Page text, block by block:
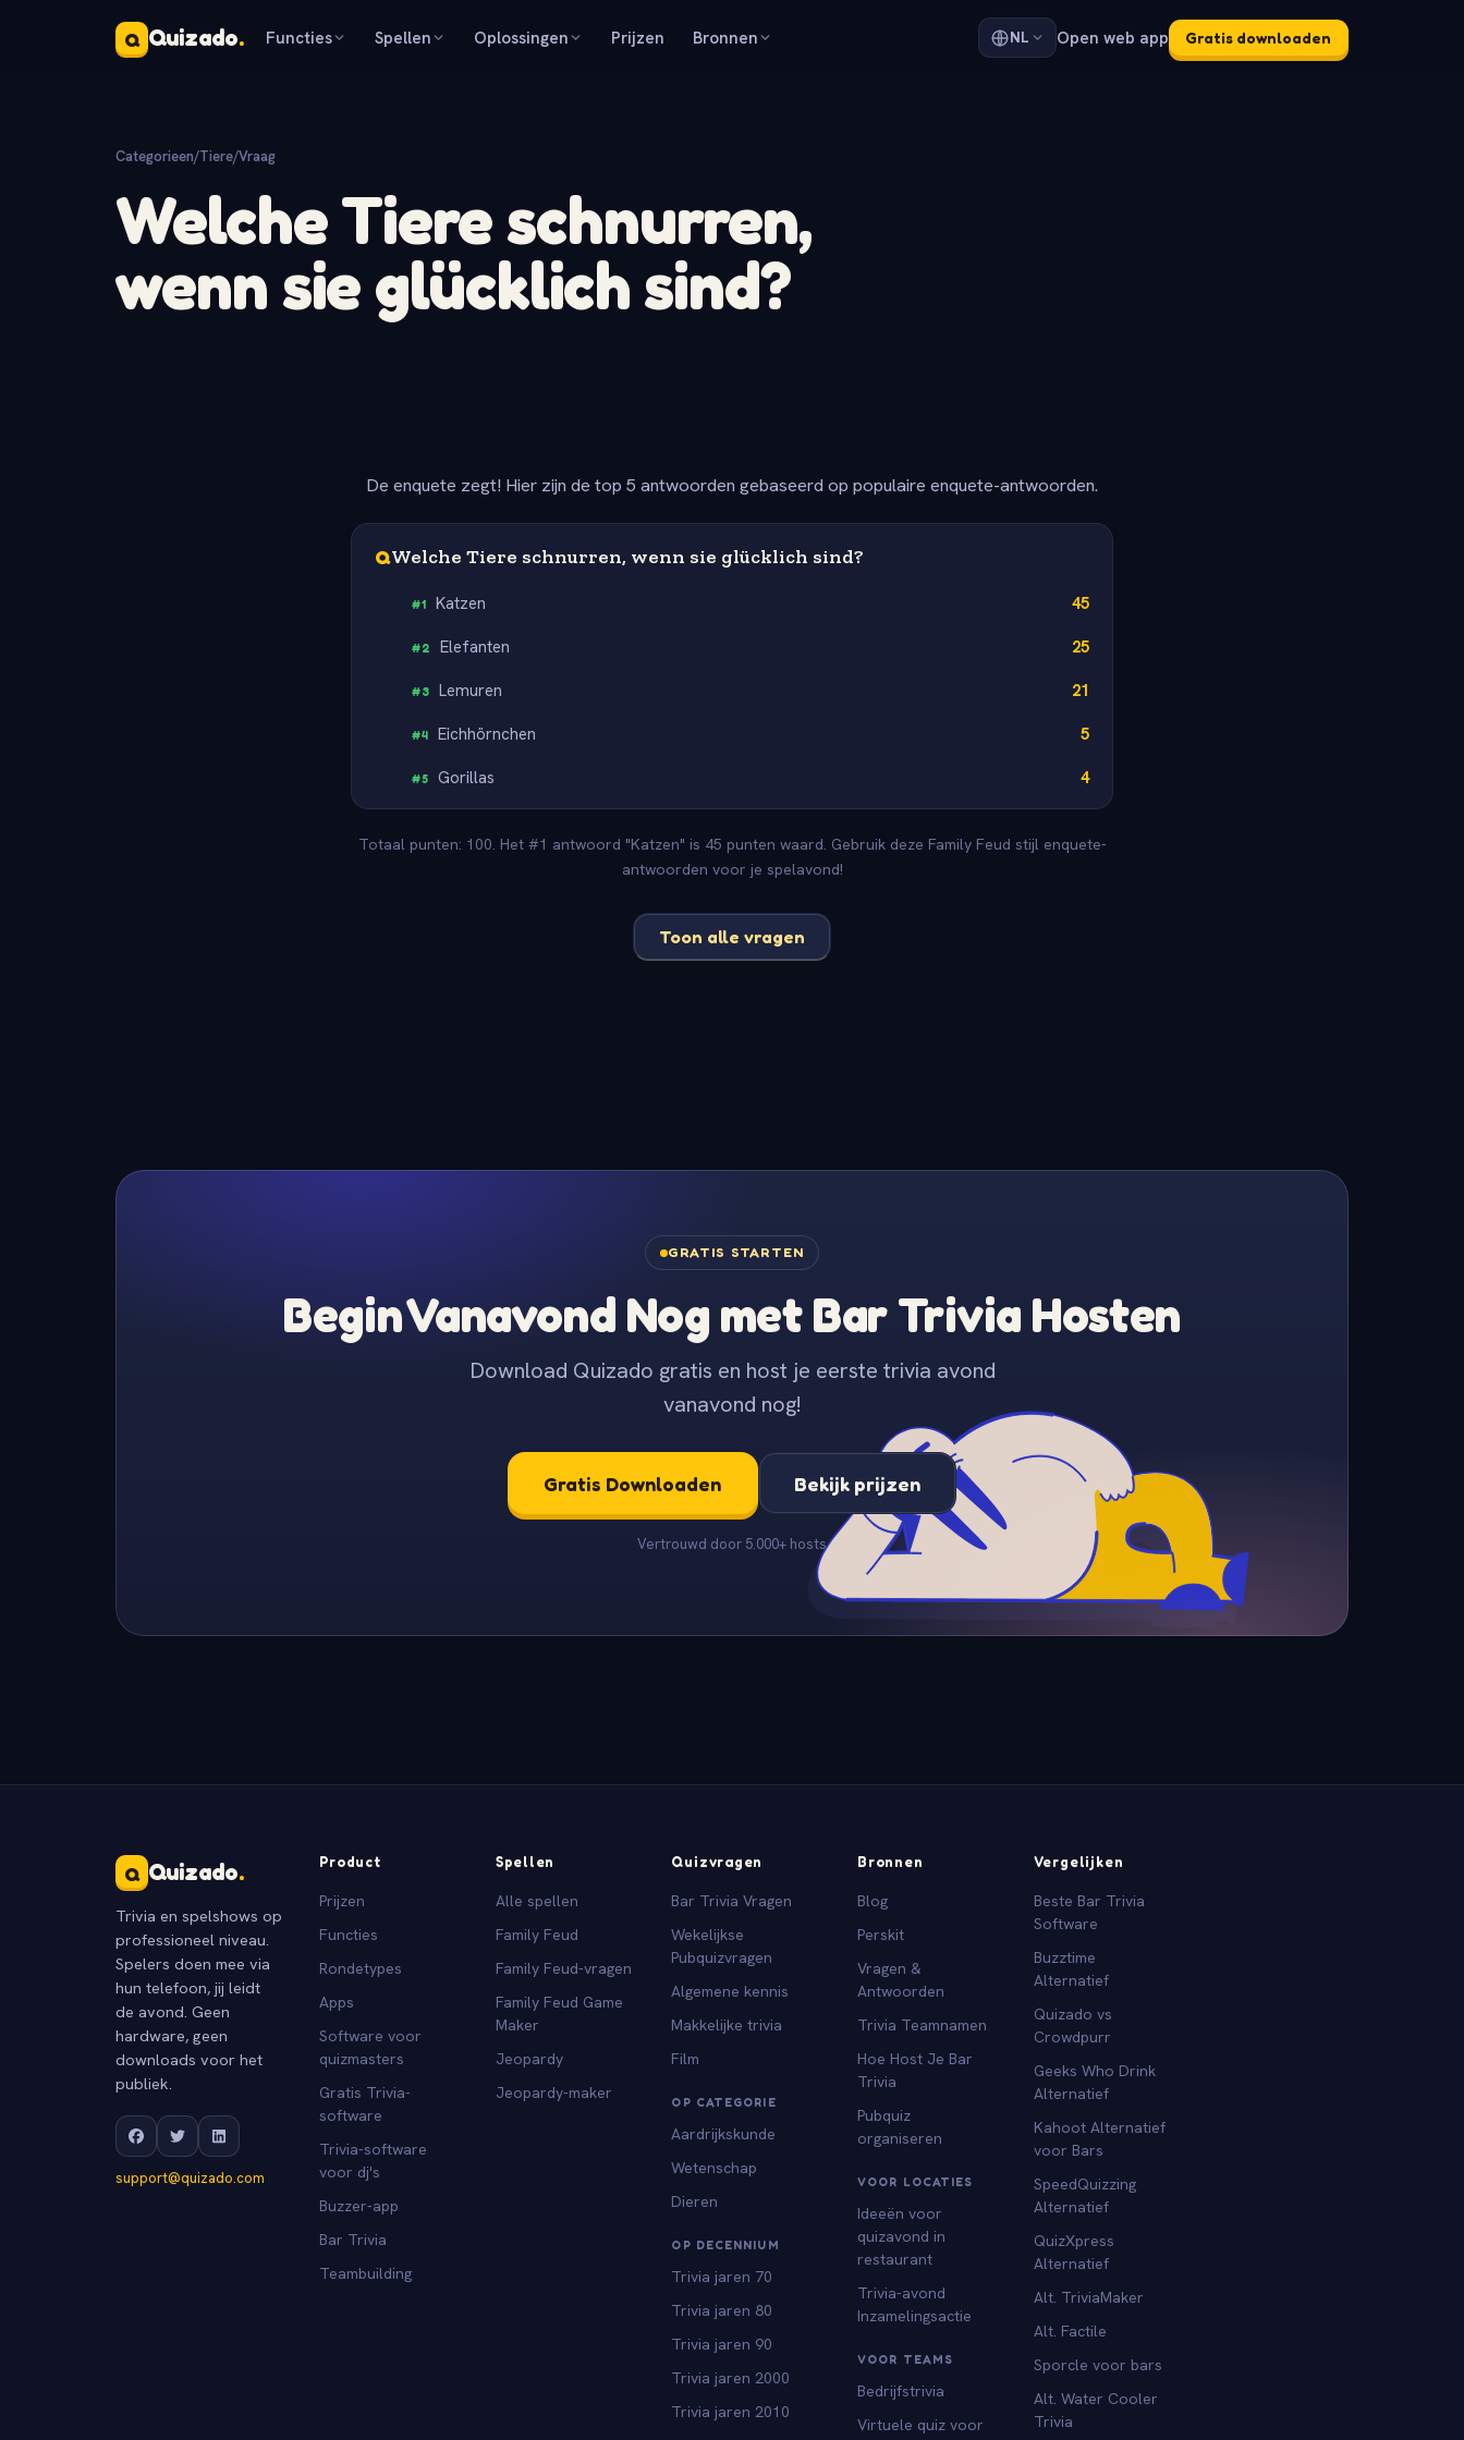
Q Quizado. Functies Spellen Oplossingen Prijzen Bronnen NL Open web app Gratis downloaden
Categorieen/Tiere/Vraag
Welche Tiere schnurren,
wenn sie glücklich sind?
De enquete zegt! Hier zijn de top 5 antwoorden gebaseerd op populaire enquete-antwoorden.
QWelche Tiere schnurren, wenn sie glücklich sind?
#1 Katzen 45
#2 Elefanten 25
#3 Lemuren 21
#4 Eichhörnchen 5
#5 Gorillas 4
Totaal punten: 100. Het #1 antwoord "Katzen" is 45 punten waard. Gebruik deze Family Feud stijl enquete-
antwoorden voor je spelavond!
Toon alle vragen
GRATIS STARTEN
Begin Vanavond Nog met Bar Trivia Hosten
Download Quizado gratis en host je eerste trivia avond
vanavond nog!
Gratis Downloaden Bekijk prijzen
Vertrouwd door 5.000+ hosts
Q Quizado.
Trivia en spelshows op
professioneel niveau.
Spelers doen mee via
hun telefoon, jij leidt
de avond. Geen
hardware, geen
downloads voor het
publiek.
support@quizado.com
Product
Prijzen
Functies
Rondetypes
Apps
Software voor
quizmasters
Gratis Trivia-
software
Trivia-software
voor dj's
Buzzer-app
Bar Trivia
Teambuilding
Spellen
Alle spellen
Family Feud
Family Feud-vragen
Family Feud Game
Maker
Jeopardy
Jeopardy-maker
Quizvragen
Bar Trivia Vragen
Wekelijkse
Pubquizvragen
Algemene kennis
Makkelijke trivia
Film
OP CATEGORIE
Aardrijkskunde
Wetenschap
Dieren
OP DECENNIUM
Trivia jaren 70
Trivia jaren 80
Trivia jaren 90
Trivia jaren 2000
Trivia jaren 2010
Bronnen
Blog
Perskit
Vragen &
Antwoorden
Trivia Teamnamen
Hoe Host Je Bar
Trivia
Pubquiz
organiseren
VOOR LOCATIES
Ideeën voor
quizavond in
restaurant
Trivia-avond
Inzamelingsactie
VOOR TEAMS
Bedrijfstrivia
Virtuele quiz voor
Vergelijken
Beste Bar Trivia
Software
Buzztime
Alternatief
Quizado vs
Crowdpurr
Geeks Who Drink
Alternatief
Kahoot Alternatief
voor Bars
SpeedQuizzing
Alternatief
QuizXpress
Alternatief
Alt. TriviaMaker
Alt. Factile
Sporcle voor bars
Alt. Water Cooler
Trivia